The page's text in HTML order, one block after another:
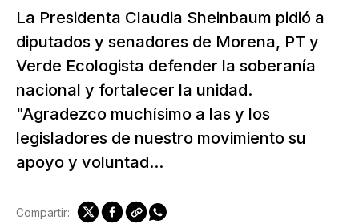
La Presidenta Claudia Sheinbaum pidió a
diputados y senadores de Morena, PT y
Verde Ecologista defender la soberanía
nacional y fortalecer la unidad.
"Agradezco muchísimo a las y los
legisladores de nuestro movimiento su
apoyo y voluntad...
Compartir: